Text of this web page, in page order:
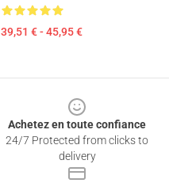
39,51 € - 45,95 €
Achetez en toute confiance
24/7 Protected from clicks to
delivery